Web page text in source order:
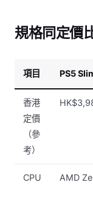
規格同定價
項目 PS5
香港
定價
（參
考）
CPU AMD